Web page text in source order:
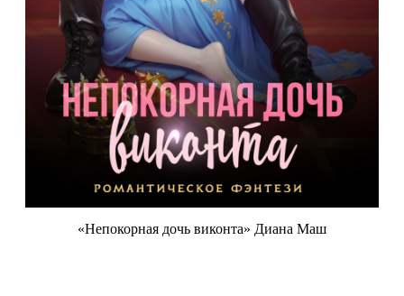
«Непокорная дочь виконта» Диана Маш